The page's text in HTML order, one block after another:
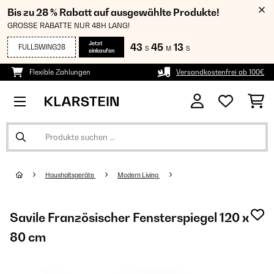
Bis zu 28 % Rabatt auf ausgewählte Produkte!
GROSSE RABATTE NUR 48H LANG!
FULLSWING28
Jetzt
einkaufen
43 S 45 M 11 S
Flexible Zahlungen Versandkostenfrei ab 100€
Haushaltsgeräte Modern Living
Savile Französischer Fensterspiegel 120 x
80 cm